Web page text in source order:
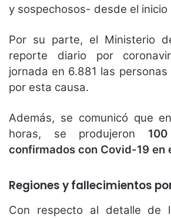
y sospechosos- desde el inicio
Por su parte, el Ministerio
reporte diario por
jornada en 6.881 las
por esta causa.
Además, se comunicó que
horas, se produjeron
confirmados con Covid-19 en
Regiones y fallecimientos
Con respecto al detalle de